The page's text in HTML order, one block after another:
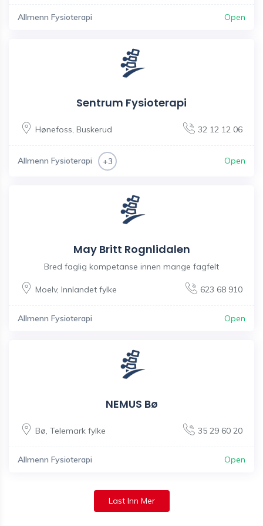
Allmenn Fysioterapi Open
Sentrum Fysioterapi
Hønefoss Buskerud 32 12 12 06
Allmenn Fysioterapi +3 Open
May Britt Rognlidalen
Bred faglig kompetanse innen mange fagfelt
Moelv, Innlandet fylke 623 68 910
Allmenn Fysioterapi Open
NEMUS Bø
Bø Telemark fylke 35 29 60 20
Allmenn Fysioterapi Open
Last Inn Mer